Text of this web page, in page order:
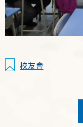
校友會